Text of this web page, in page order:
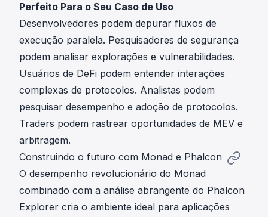
Perfeito Para o Seu Caso de Uso
Desenvolvedores podem depurar fluxos de
execução paralela. Pesquisadores de segurança
podem analisar explorações e vulnerabilidades.
Usuários de DeFi podem entender interações
complexas de protocolos. Analistas podem
pesquisar desempenho e adoção de protocolos.
Traders podem rastrear oportunidades de MEV e
arbitragem.
Construindo o futuro com Monad e Phalcon
O desempenho revolucionário do Monad
combinado com a análise abrangente do Phalcon
Explorer cria o ambiente ideal para aplicações